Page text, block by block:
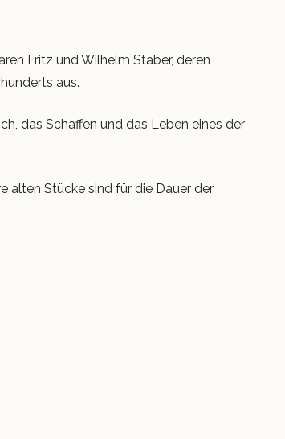
Fritz und Wilhelm Stäber, deren
aus.
das Schaffen und das Leben eines der
alten Stücke sind für die Dauer der